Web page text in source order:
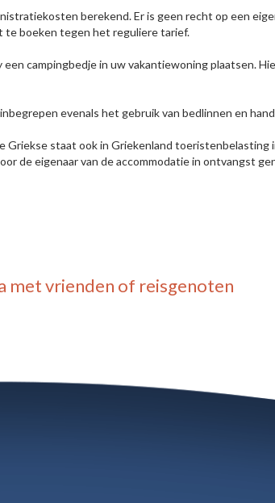
berekend. Er is geen recht op een
te boeken tegen het reguliere tarief.
campingbedje in uw vakantiewoning plaatsen.
evenals het gebruik van bedlinnen en
staat ook in Griekenland toeristenbelasting
de eigenaar van de accommodatie in ontvangst
met vrienden of reisgenoten